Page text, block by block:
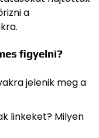
a
figyelni?
jelenik meg a
linkeket? Milyen